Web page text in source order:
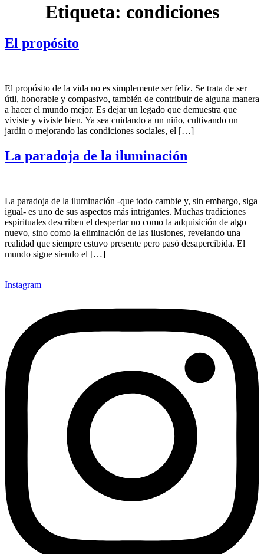
Etiqueta: condiciones
El propósito
El propósito de la vida no es simplemente ser feliz. Se trata de ser
útil, honorable y compasivo, también de contribuir de alguna manera
a hacer el mundo mejor. Es dejar un legado que demuestra que
viviste y viviste bien. Ya sea cuidando a un niño, cultivando un
jardin o mejorando las condiciones sociales, el […]
La paradoja de la iluminación
La paradoja de la iluminación -que todo cambie y, sin embargo, siga
igual- es uno de sus aspectos más intrigantes. Muchas tradiciones
espirituales describen el despertar no como la adquisición de algo
nuevo, sino como la eliminación de las ilusiones, revelando una
realidad que siempre estuvo presente pero pasó desapercibida. El
mundo sigue siendo el […]
Instagram